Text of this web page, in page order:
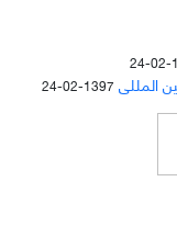
المللی 1397-02-24